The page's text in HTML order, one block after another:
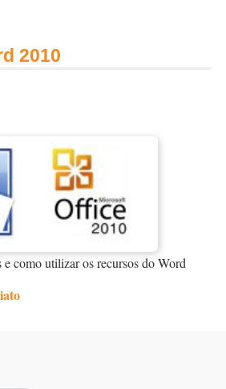
2010
e como utilizar os recursos do Word